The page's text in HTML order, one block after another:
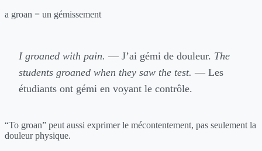
a groan = un gémissement
I groaned with pain. — J’ai gémi de douleur. The
students groaned when they saw the test. — Les
étudiants ont gémi en voyant le contrôle.
“To groan” peut aussi exprimer le mécontentement, pas seulement la
douleur physique.